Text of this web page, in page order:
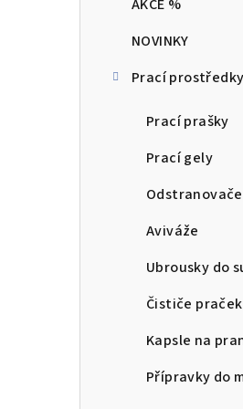
AKCE %
NOVINKY
Prací prostředky
Prací prašky
Prací gely
Aviváže
Ubrousky do
Čističe praček
Kapsle na
Přípravky do